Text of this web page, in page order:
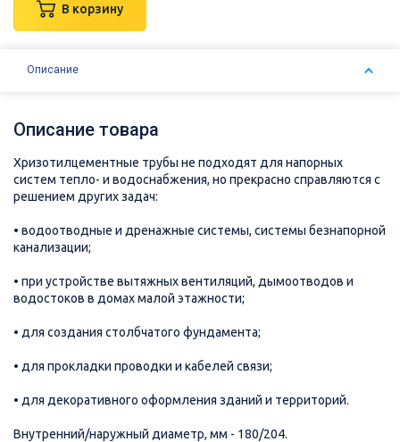
В корзину
Описание
Описание товара
Хризотилцементные трубы не подходят для напорных
систем тепло- и водоснабжения, но прекрасно справляются с
решением других задач:
• водоотводные и дренажные системы, системы безнапорной
канализации;
• при устройстве вытяжных вентиляций, дымоотводов и
водостоков в домах малой этажности;
• для создания столбчатого фундамента;
• для прокладки проводки и кабелей связи;
• для декоративного оформления зданий и территорий.
Внутренний/наружный диаметр, мм - 180/204.